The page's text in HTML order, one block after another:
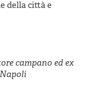
della città e
campano ed ex